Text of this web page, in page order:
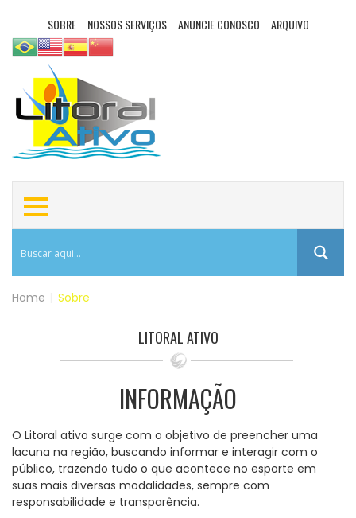
SOBRE NOSSOS SERVIÇOS ANUNCIE CONOSCO ARQUIVO
Home Sobre
LITORAL ATIVO
INFORMAÇÃO
O Litoral ativo surge com o objetivo de preencher uma
lacuna na região, buscando informar e interagir com o
público, trazendo tudo o que acontece no esporte em
suas mais diversas modalidades, sempre com
responsabilidade e transparência.